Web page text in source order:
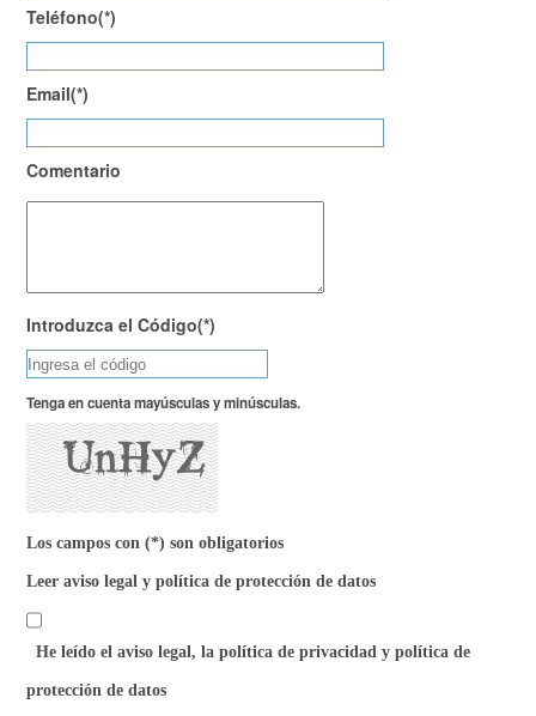
Teléfono(*)
Email(*)
Comentario
Introduzca el Código(*)
Tenga en cuenta mayúsculas y minúsculas.
Los campos con (*) son obligatorios
Leer aviso legal y política de protección de datos
He leído el aviso legal, la política de privacidad y política de
protección de datos